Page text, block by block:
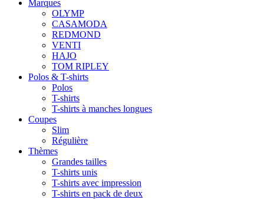
Marques
OLYMP
CASAMODA
REDMOND
VENTI
HAJO
TOM RIPLEY
Polos & T-shirts
Polos
T-shirts
T-shirts à manches longues
Coupes
Slim
Régulière
Thèmes
Grandes tailles
T-shirts unis
T-shirts avec impression
T-shirts en pack de deux